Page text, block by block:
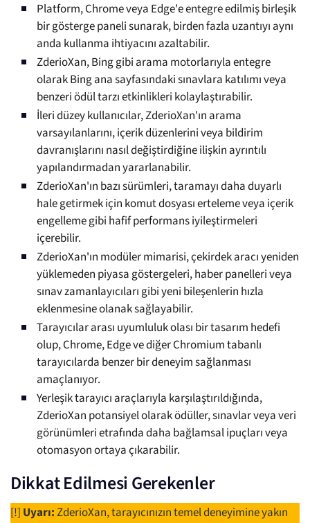
Platform, Chrome veya Edge'e entegre edilmiş birleşik
bir gösterge paneli sunarak, birden fazla uzantıyı aynı
anda kullanma ihtiyacını azaltabilir.
ZderioXan, Bing gibi arama motorlarıyla entegre
olarak Bing ana sayfasındaki sınavlara katılımı veya
benzeri ödül tarzı etkinlikleri kolaylaştırabilir.
İleri düzey kullanıcılar, ZderioXan'ın arama
varsayılanlarını, içerik düzenlerini veya bildirim
davranışlarını nasıl değiştirdiğine ilişkin ayrıntılı
yapılandırmadan yararlanabilir.
ZderioXan'ın bazı sürümleri, taramayı daha duyarlı
hale getirmek için komut dosyası erteleme veya içerik
engelleme gibi hafif performans iyileştirmeleri
içerebilir.
ZderioXan'ın modüler mimarisi, çekirdek aracı yeniden
yüklemeden piyasa göstergeleri, haber panelleri veya
sınav zamanlayıcıları gibi yeni bileşenlerin hızla
eklenmesine olanak sağlayabilir.
Tarayıcılar arası uyumluluk olası bir tasarım hedefi
olup, Chrome, Edge ve diğer Chromium tabanlı
tarayıcılarda benzer bir deneyim sağlanması
amaçlanıyor.
Yerleşik tarayıcı araçlarıyla karşılaştırıldığında,
ZderioXan potansiyel olarak ödüller, sınavlar veya veri
görünümleri etrafında daha bağlamsal ipuçları veya
otomasyon ortaya çıkarabilir.
Dikkat Edilmesi Gerekenler
[!] Uyarı:ZderioXan, tarayıcınızın temel deneyimine yakın